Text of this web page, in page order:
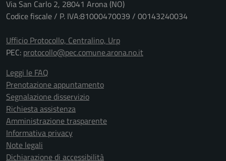
Via San Carlo 2, 28041 Arona (NO)
Codice fiscale / P. IVA:81000470039 / 00143240034
Ufficio Protocollo, Centralino, Urp
PEC: protocollo@pec.comune.arona.no.it
Leggi le FAQ
Prenotazione appuntamento
Segnalazione disservizio
Richiesta assistenza
Amministrazione trasparente
Informativa privacy
Note legali
Dichiarazione di accessibilità